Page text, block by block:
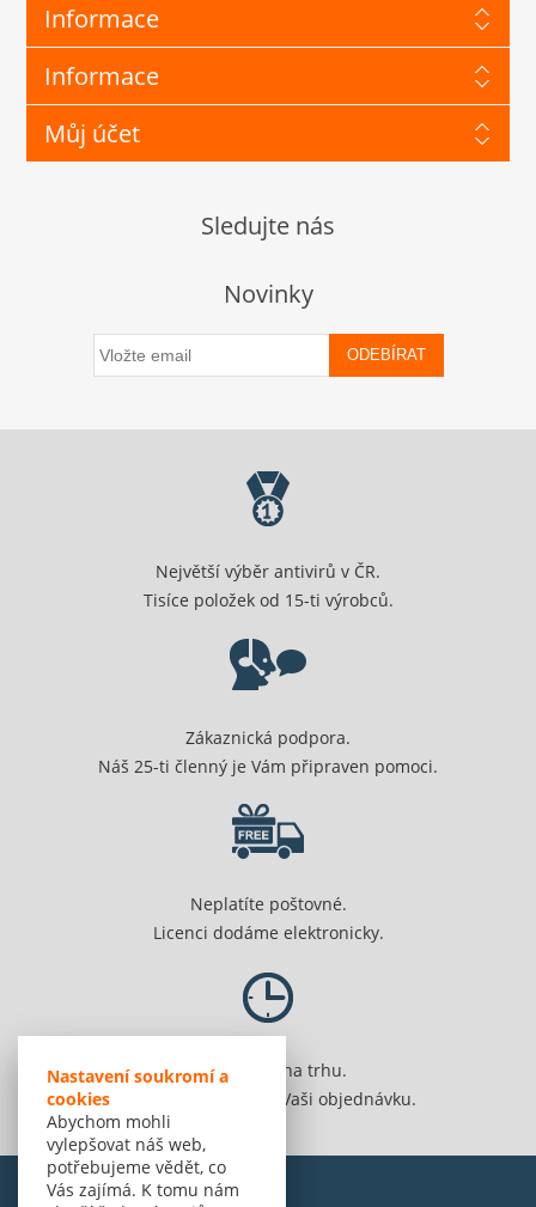
Nastavení soukromí a
cookies
Abychom mohli
vylepšovat náš web,
potřebujeme vědět, co
Vás zajímá. K tomu nám
Informace
Informace
Můj účet
Sledujte nás
Novinky
ODEBÍRAT
Největší výběr antivirů v ČR.
Tisíce položek od 15-ti výrobců.
Zákaznická podpora.
Náš 25-ti členný je Vám připraven pomoci.
Neplatíte poštovné.
Licenci dodáme elektronicky.
Jsme 20 let na trhu.
Spolehlivě vyřídíme Vaši objednávku.